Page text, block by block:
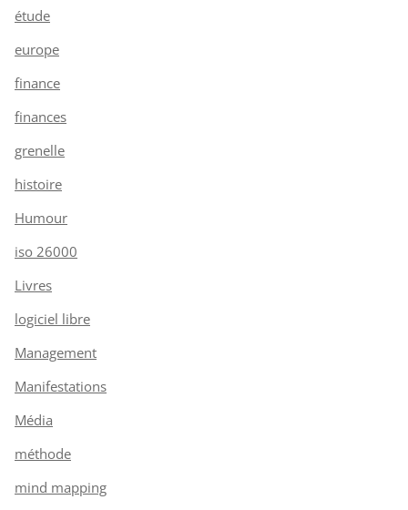
étude
europe
finance
finances
grenelle
histoire
Humour
iso 26000
Livres
logiciel libre
Management
Manifestations
Média
méthode
mind mapping